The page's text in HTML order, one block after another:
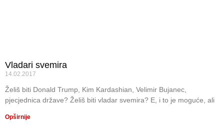
Vladari svemira
14.02.2017
Želiš biti Donald Trump, Kim Kardashian, Velimir Bujanec,
pjecjednica države? Želiš biti vladar svemira? E, i to je moguće, ali
Opširnije